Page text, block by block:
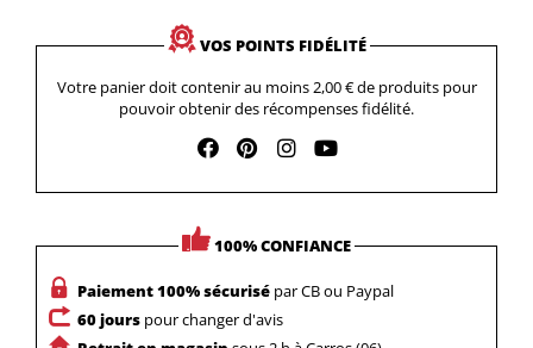
VOS POINTS FIDÉLITÉ
Votre panier doit contenir au moins 2,00 € de produits pour
pouvoir obtenir des récompenses fidélité.
100% CONFIANCE
Paiement 100% sécurisé par CB ou Paypal
60 jours pour changer d'avis